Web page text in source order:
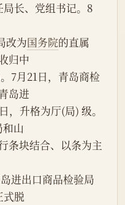
长、党组书记。8
改为
国务院的直属
归中
7月21日，青岛商检
岛进
升格为厅(局) 级。
和山
条块结合、以条为主
式脱